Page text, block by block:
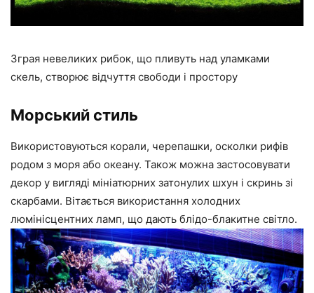
Зграя невеликих рибок, що пливуть над уламками
скель, створює відчуття свободи і простору
Морський стиль
Використовуються корали, черепашки, осколки рифів
родом з моря або океану. Також можна застосовувати
декор у вигляді мініатюрних затонулих шхун і скринь зі
скарбами. Вітається використання холодних
люмінісцентних ламп, що дають блідо-блакитне світло.